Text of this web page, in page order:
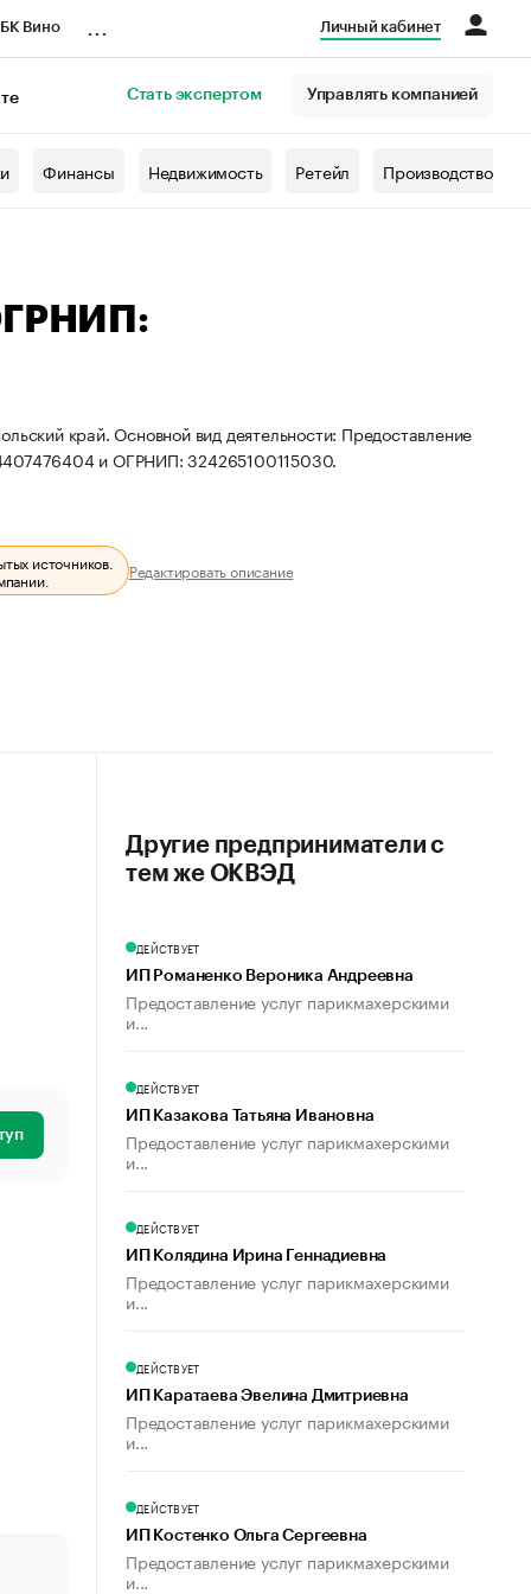
Вино Личный кабинет
Стать экспертом Управлять компанией
Финансы Недвижимость Ретейл Производство
край. Основной вид деятельности: Предоставление
и ОГРНИП: 324265100115030.
источников.
Редактировать описание
Другие предприниматели с
тем же ОКВЭД
ДЕЙСТВУЕТ
ИП Романенко Вероника Андреевна
Предоставление услуг парикмахерскими
и...
ДЕЙСТВУЕТ
ИП Казакова Татьяна Ивановна
Предоставление услуг парикмахерскими
и...
ДЕЙСТВУЕТ
ИП Колядина Ирина Геннадиевна
Предоставление услуг парикмахерскими
и...
ДЕЙСТВУЕТ
ИП Каратаева Эвелина Дмитриевна
Предоставление услуг парикмахерскими
и...
ДЕЙСТВУЕТ
ИП Костенко Ольга Сергеевна
Предоставление услуг парикмахерскими
и...